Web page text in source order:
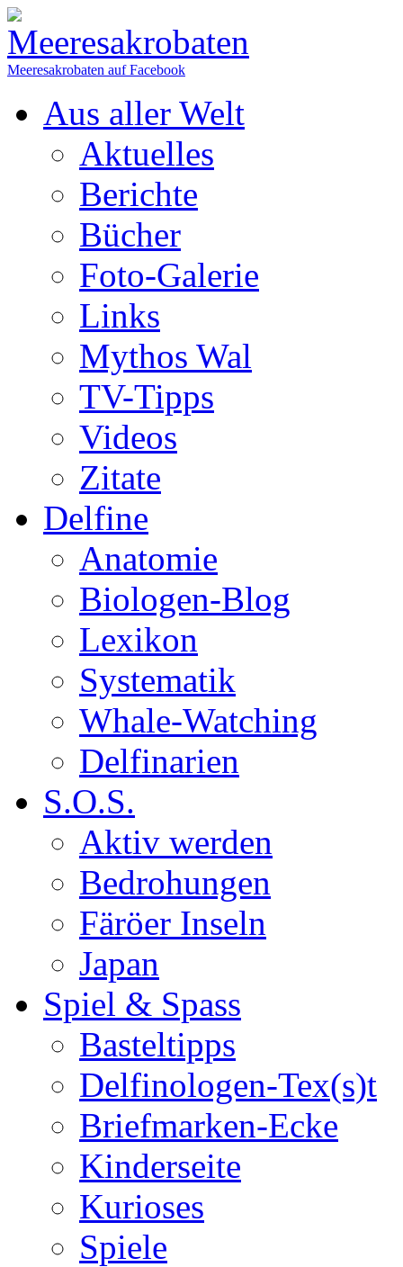
Meeresakrobaten auf Facebook
Aus aller Welt
Aktuelles
Berichte
Bücher
Foto-Galerie
Links
Mythos Wal
TV-Tipps
Videos
Zitate
Delfine
Anatomie
Biologen-Blog
Lexikon
Systematik
Whale-Watching
Delfinarien
S.O.S.
Aktiv werden
Bedrohungen
Färöer Inseln
Japan
Spiel & Spass
Basteltipps
Delfinologen-Tex(s)t
Briefmarken-Ecke
Kinderseite
Kurioses
Spiele